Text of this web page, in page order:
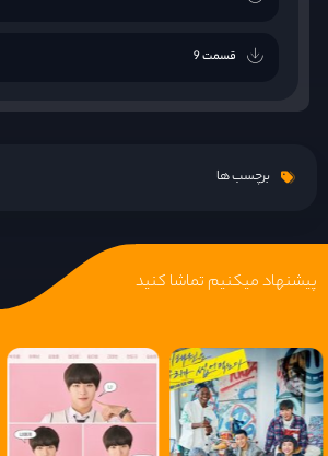
قسمت 9
قسمت 10
قسمت 11
قسمت 14
قسمت 15
برچسب ها
پیشنهاد میکنیم تماشا کنید